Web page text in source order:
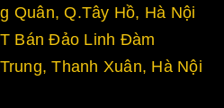
Quân, Q.Tây Hồ, Hà Nội
Bán Đảo Linh Đàm
Thanh Xuân, Hà Nội